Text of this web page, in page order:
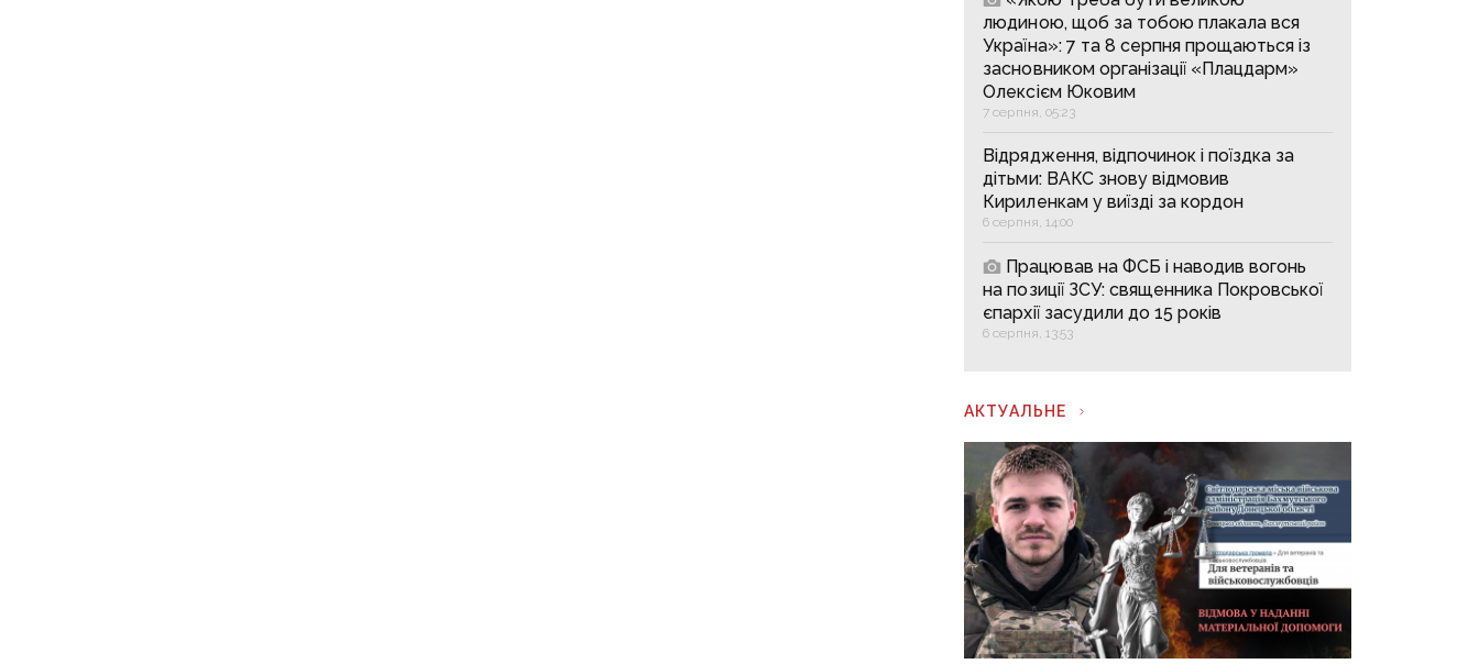
людиною, щоб за тобою плакала вся
Україна»: 7 та 8 серпня прощаються із
засновником організації «Плацдарм»
Олексієм Юковим
7 серпня, 05:23
Відрядження, відпочинок і поїздка за
дітьми: ВАКС знову відмовив
Кириленкам у виїзді за кордон
6 серпня, 14:00
Працював на ФСБ і наводив вогонь
на позиції ЗСУ: священника Покровської
єпархії засудили до 15 років
6 серпня, 13:53
АКТУАЛЬНЕ